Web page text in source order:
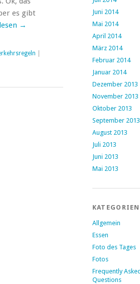
es gibt
→
Juni 2014
Mai 2014
April 2014
März 2014
Februar 2014
Januar 2014
Dezember 2013
November 2013
Oktober 2013
September 2013
August 2013
Juli 2013
Juni 2013
Mai 2013
KATEGORIEN
Allgemein
Essen
Foto des Tages
Fotos
Frequently
Questions